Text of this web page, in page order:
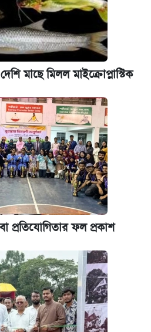
মাছে মিলল মাইক্রোপ্লাস্টিক
প্রতিযোগিতার ফল প্রকাশ